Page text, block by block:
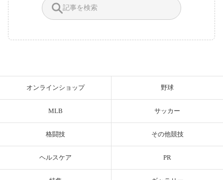
オンラインショップ 野球
MLB サッカー
格闘技 その他競技
ヘルスケア PR